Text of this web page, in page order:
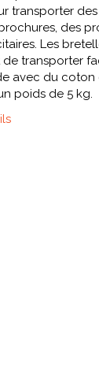
transporter
des
Les
transporter
avec du coton
poids de 5 kg.